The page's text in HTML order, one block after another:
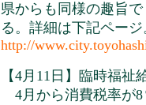
県からも同様の趣旨
る。詳細は下記ページ
http://
【4月11日】臨時福祉
4月から消費税率が8